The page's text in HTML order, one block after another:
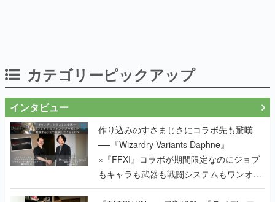
カテゴリーピックアップ
インタビュー
作り込みのすさまじさにコラボ先も驚嘆
──『Wizardry Variants Daphne』
×『FFXI』コラボが期間限定なのにジョブ
もキャラも武器も戦闘システムもワンオフ
で作り込まれた理由を両ディレクターに聞